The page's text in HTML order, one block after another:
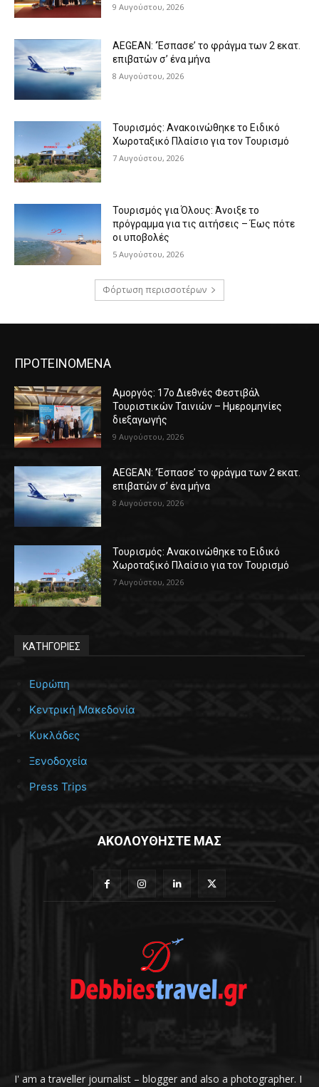
9 Αυγούστου, 2026
AEGEAN: ‘Έσπασε’ το φράγμα των 2 εκατ.
επιβατών σ’ ένα μήνα
8 Αυγούστου, 2026
Τουρισμός: Ανακοινώθηκε το Ειδικό
Χωροταξικό Πλαίσιο για τον Τουρισμό
7 Αυγούστου, 2026
Τουρισμός για Όλους: Άνοιξε το
πρόγραμμα για τις αιτήσεις – Έως πότε
οι υποβολές
5 Αυγούστου, 2026
Φόρτωση περισσοτέρων
ΠΡΟΤΕΙΝΟΜΕΝΑ
Αμοργός: 17ο Διεθνές Φεστιβάλ
Τουριστικών Ταινιών – Ημερομηνίες
διεξαγωγής
9 Αυγούστου, 2026
AEGEAN: ‘Έσπασε’ το φράγμα των 2 εκατ.
επιβατών σ’ ένα μήνα
8 Αυγούστου, 2026
Τουρισμός: Ανακοινώθηκε το Ειδικό
Χωροταξικό Πλαίσιο για τον Τουρισμό
7 Αυγούστου, 2026
ΚΑΤΗΓΟΡΙΕΣ
Ευρώπη
Κεντρική Μακεδονία
Κυκλάδες
Ξενοδοχεία
Press Trips
ΑΚΟΛΟΥΘΗΣΤΕ ΜΑΣ
I' am a traveller journalist – blogger and also a photographer. I